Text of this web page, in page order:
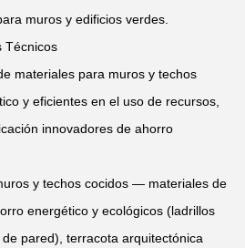
muros y edificios verdes.
Técnicos
materiales para muros y techos
y eficientes en el uso de recursos,
innovadores de ahorro
y techos cocidos — materiales de
energético y ecológicos (ladrillos
pared), terracota arquitectónica